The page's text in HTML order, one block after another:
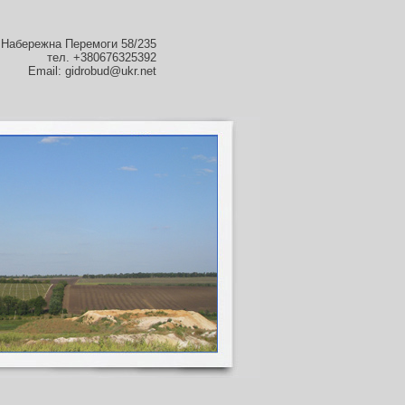
Перемоги 58/235
тел. +380676325392
Email: gidrobud@ukr.net